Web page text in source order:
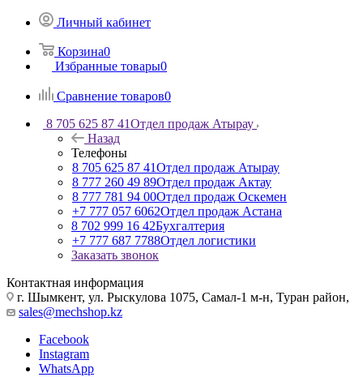
Личный кабинет
Корзина0
Избранные товары0
Сравнение товаров0
8 705 625 87 41Отдел продаж Атырау
Назад
Телефоны
8 705 625 87 41Отдел продаж Атырау
8 777 260 49 89Отдел продаж Актау
8 777 781 94 00Отдел продаж Оскемен
+7 777 057 6062Отдел продаж Астана
8 702 999 16 42Бухгалтерия
+7 777 687 7788Отдел логистики
Заказать звонок
Контактная информация
г. Шымкент, ул. Рыскулова 1075, ​Самал-1 м-н, Туран район,
sales@mechshop.kz
Facebook
Instagram
WhatsApp